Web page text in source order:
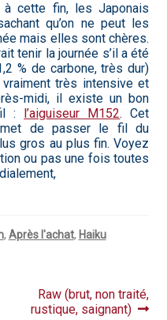
cette fin, les Japonais
qu’on ne peut les
mais elles sont chères.
tenir la journée s’il a été
% de carbone, très dur)
très intensive et
midi, il existe un bon
:
l’aiguiseur M152. Cet
de passer le fil du
gros au plus fin. Voyez
ou pas une fois toutes
, Après l'achat, Haiku
Article
suivant :
Raw (brut, non traité,
rustique, saignant)